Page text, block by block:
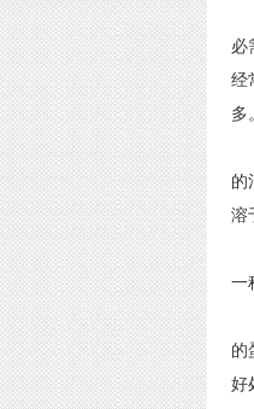
必
经
多。
的
溶
一
的
好